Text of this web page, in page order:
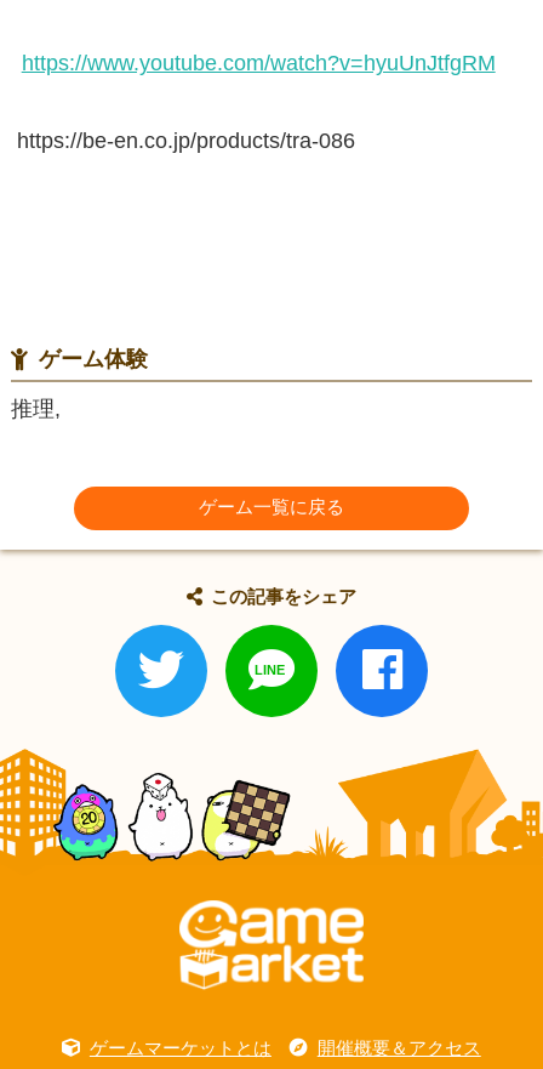
https://www.youtube.com/watch?v=hyuUnJtfgRM
https://be-en.co.jp/products/tra-086
ゲーム体験
推理,
ゲーム一覧に戻る
この記事をシェア
ゲームマーケットとは 開催概要＆アクセス